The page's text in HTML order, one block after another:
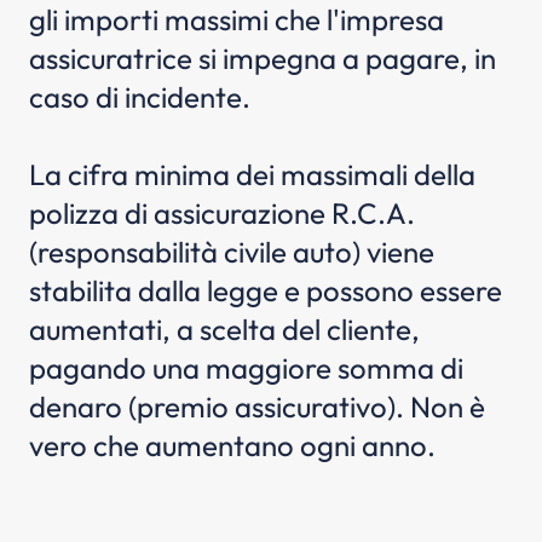
gli importi massimi che l'impresa
assicuratrice si impegna a pagare, in
caso di incidente.
La cifra minima dei massimali della
polizza di assicurazione R.C.A.
(responsabilità civile auto) viene
stabilita dalla legge e possono essere
aumentati, a scelta del cliente,
pagando una maggiore somma di
denaro (premio assicurativo). Non è
vero che aumentano ogni anno.